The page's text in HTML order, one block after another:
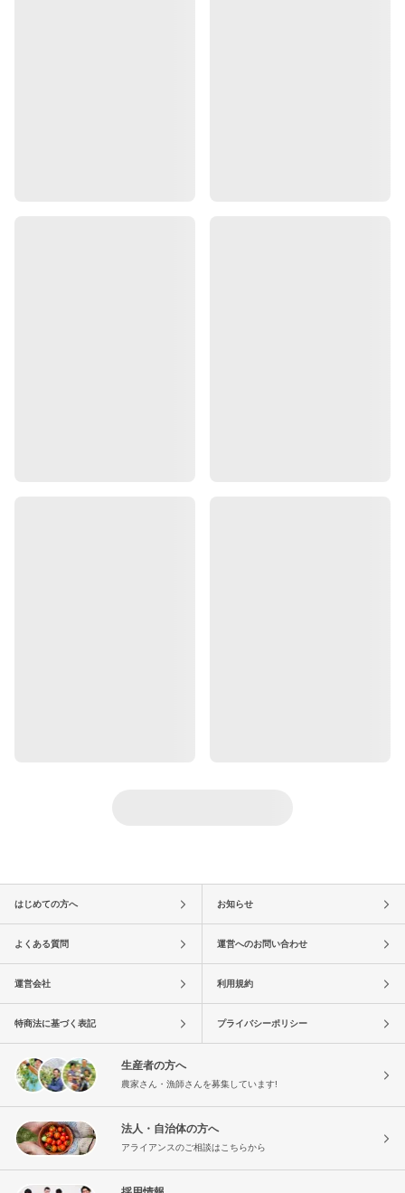
はじめての方へ お知らせ
よくある質問 運営へのお問い合わせ
運営会社 利用規約
特商法に基づく表記 プライバシーポリシー
生産者の方へ
農家さん・漁師さんを募集しています!
法人・自治体の方へ
アライアンスのご相談はこちらから